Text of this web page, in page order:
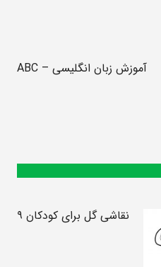
آموزش زبان انگلیسی – ABC
نقاشی گل برای کودکان ۹